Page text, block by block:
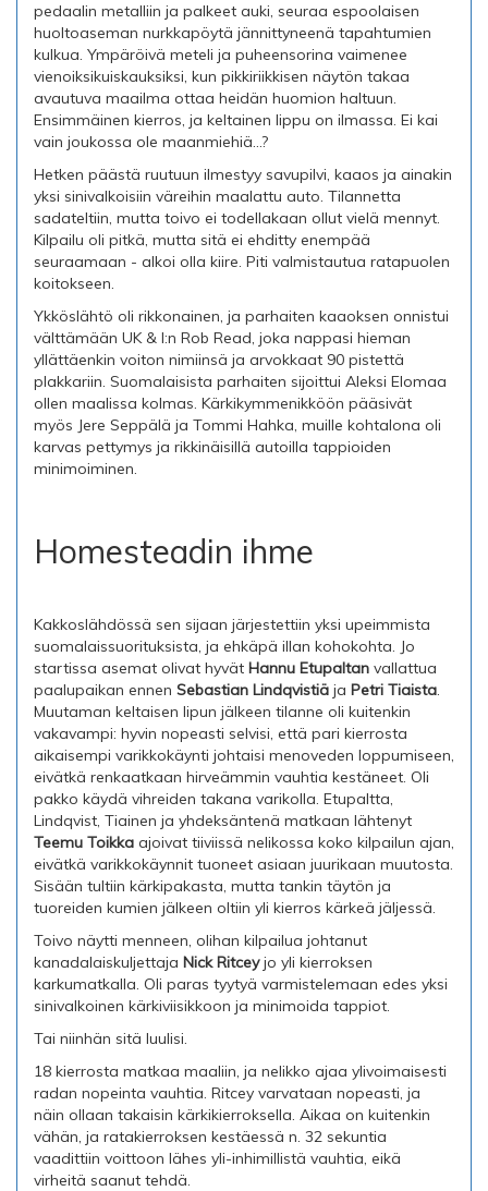
pedaalin metalliin ja palkeet auki, seuraa espoolaisen
huoltoaseman nurkkapöytä jännittyneenä tapahtumien
kulkua. Ympäröivä meteli ja puheensorina vaimenee
vienoiksikuiskauksiksi, kun pikkiriikkisen näytön takaa
avautuva maailma ottaa heidän huomion haltuun.
Ensimmäinen kierros, ja keltainen lippu on ilmassa. Ei kai
vain joukossa ole maanmiehiä...?
Hetken päästä ruutuun ilmestyy savupilvi, kaaos ja ainakin
yksi sinivalkoisiin väreihin maalattu auto. Tilannetta
sadateltiin, mutta toivo ei todellakaan ollut vielä mennyt.
Kilpailu oli pitkä, mutta sitä ei ehditty enempää
seuraamaan - alkoi olla kiire. Piti valmistautua ratapuolen
koitokseen.
Ykköslähtö oli rikkonainen, ja parhaiten kaaoksen onnistui
välttämään UK & I:n Rob Read, joka nappasi hieman
yllättäenkin voiton nimiinsä ja arvokkaat 90 pistettä
plakkariin. Suomalaisista parhaiten sijoittui Aleksi Elomaa
ollen maalissa kolmas. Kärkikymmenikköön pääsivät
myös Jere Seppälä ja Tommi Hahka, muille kohtalona oli
karvas pettymys ja rikkinäisillä autoilla tappioiden
minimoiminen.
Homesteadin ihme
Kakkoslähdössä sen sijaan järjestettiin yksi upeimmista
suomalaissuorituksista, ja ehkäpä illan kohokohta. Jo
startissa asemat olivat hyvät Hannu Etupaltan vallattua
paalupaikan ennen Sebastian Lindqvistiä ja Petri Tiaista.
Muutaman keltaisen lipun jälkeen tilanne oli kuitenkin
vakavampi: hyvin nopeasti selvisi, että pari kierrosta
aikaisempi varikkokäynti johtaisi menoveden loppumiseen,
eivätkä renkaatkaan hirveämmin vauhtia kestäneet. Oli
pakko käydä vihreiden takana varikolla. Etupaltta,
Lindqvist, Tiainen ja yhdeksäntenä matkaan lähtenyt
Teemu Toikka ajoivat tiiviissä nelikossa koko kilpailun ajan,
eivätkä varikkokäynnit tuoneet asiaan juurikaan muutosta.
Sisään tultiin kärkipakasta, mutta tankin täytön ja
tuoreiden kumien jälkeen oltiin yli kierros kärkeä jäljessä.
Toivo näytti menneen, olihan kilpailua johtanut
kanadalaiskuljettaja Nick Ritceyjo yli kierroksen
karkumatkalla. Oli paras tyytyä varmistelemaan edes yksi
sinivalkoinen kärkiviisikkoon ja minimoida tappiot.
Tai niinhän sitä luulisi.
18 kierrosta matkaa maaliin, ja nelikko ajaa ylivoimaisesti
radan nopeinta vauhtia. Ritcey varvataan nopeasti, ja
näin ollaan takaisin kärkikierroksella. Aikaa on kuitenkin
vähän, ja ratakierroksen kestäessä n. 32 sekuntia
vaadittiin voittoon lähes yli-inhimillistä vauhtia, eikä
virheitä saanut tehdä.